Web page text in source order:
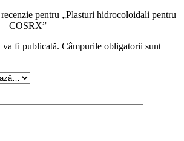
pentru „Plasturi hidrocoloidali pentru
– COSRX”
va fi publicată. Câmpurile obligatorii sunt